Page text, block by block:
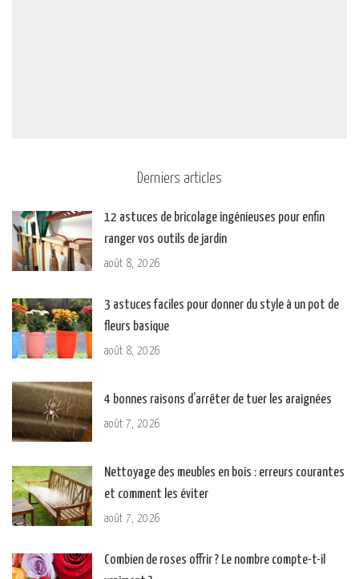
Derniers articles
12 astuces de bricolage ingénieuses pour enfin
ranger vos outils de jardin
août 8, 2026
3 astuces faciles pour donner du style à un pot de
fleurs basique
août 8, 2026
4 bonnes raisons d’arrêter de tuer les araignées
août 7, 2026
Nettoyage des meubles en bois : erreurs courantes
et comment les éviter
août 7, 2026
Combien de roses offrir ? Le nombre compte-t-il